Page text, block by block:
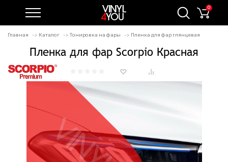
0
Главная Каталог Тонировка на фары Пленка для фар глянцевая
Пленка для фар Scorpio Красная